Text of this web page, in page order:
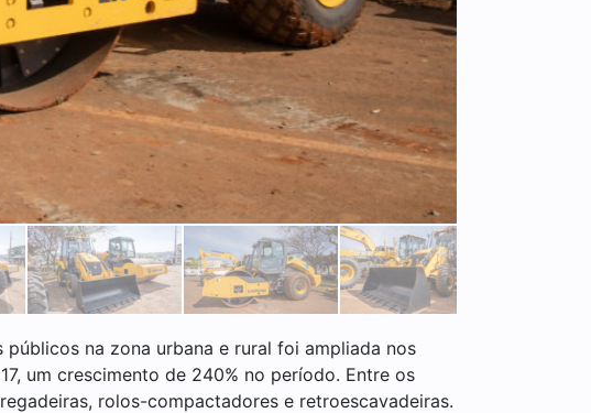
na zona urbana e rural foi ampliada nos
um crescimento de 240% no período. Entre os
rolos-compactadores e retroescavadeiras.